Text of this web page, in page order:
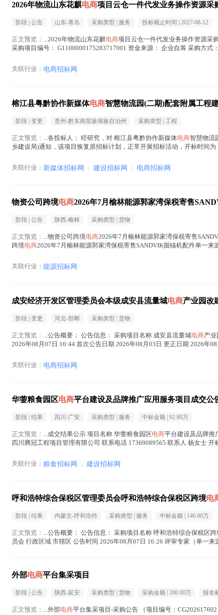
2026年物流山东花麒电商项目云仓一件代发业务操作资源采
阶段 | 公告 山东-青岛 采购类型 | 服务 投标截止时间 | 2027-08-12
正文预览： ...2026年物流山东花麒电商项目云仓一件代发业务操作资源采
采购项目编号： G1100000175283717001 资金来源： 企业自筹 采购方
关联行业： 电商招标网
榕江县粤黔协作新媒体电商智慧物流园(二期)配套附属工程
阶段 | 变更 贵州-黔东南苗族侗族自治州 采购类型 | 工程
正文预览： ...各投标人： 经研究，对 榕江县粤黔协作新媒体电商智慧物流
乡建设局)通知，该项目恢复原招标计划，正常开展招标活动，开标时间
关联行业： 新媒体招标网 | 建设招标网 | 电商招标网
物资公司跨境电商2026年7月榆林能源郭家湾保税寄售
阶段 | 公告 陕西-榆林 采购类型 | 货物
正文预览： ...物资公司跨境电商2026年7月榆林能源郭家湾保税寄售
跨境电商2026年7月榆林能源郭家湾保税寄售SANDVIK掘锚机配件单一来
关联行业： 能源招标网
成安经济开发区管理委员会本级成安县流量城电商产业园改
阶段 | 变更 河北-邯郸 采购类型 | 货物
正文预览： ...公告概要： 公告信息： 采购项目名称 成安县流量城电商产
2026年08月07日 16:44 首次公告日期 2026年08月03日 更正日期 2026年
关联行业： 电商招标网
华蓥粮食园区电商平台建设及品牌推广应用服务项目成交公
阶段 | 结果 四川-广安 采购类型 | 服务 中标金额 | 92.80万
正文预览： ...成交结果公示 项目名称 华蓥粮食园区电商平台建设及品牌推
四川腾冠工程项目管理有限公司 联系电话 17369089565 联系人 杨女士
关联行业： 粮食招标网 | 建设招标网
呼和浩特综合保税区管理委员会呼和浩特综合保税区跨境电
阶段 | 结果 内蒙古-呼和浩特 采购类型 | 服务 中标金额 | 146.80万
正文预览： ...公告概要： 公告信息： 采购项目名称 呼和浩特综合保税区跨
员会 行政区域 市辖区 公告时间 2026年08月07日 16:26 评审专家（单
外部电商平台集采项目
阶段 | 公告 陕西-延安 采购类型 | 货物 采购金额 | 200.00万 报名
正文预览： ...外部电商平台集采项目-采购公告 （项目编号：